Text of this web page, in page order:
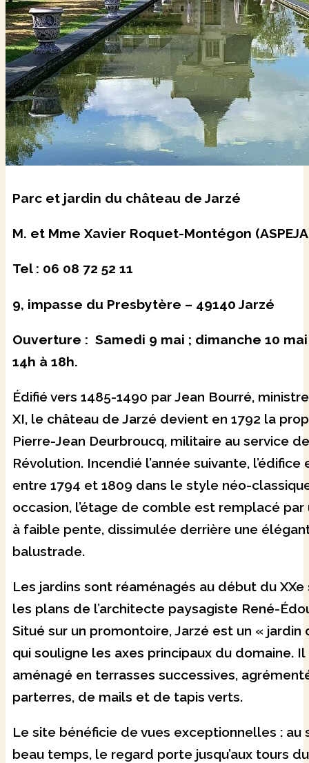
Parc et jardin du château de Jarzé
M. et Mme Xavier Roquet-Montégon
Tel : 06 08 72 52 11
9, impasse du Presbytère – 49140 Jarzé
Ouverture : Samedi 9 mai ; dimanche 10
14h à 18h.
Édifié vers 1485-1490 par Jean Bourré,
XI, le château de Jarzé devient en 1792 la
Pierre-Jean Deurbroucq, militaire au service
Révolution. Incendié l’année suivante,
entre 1794 et 1809 dans le style néo-
occasion, l’étage de comble est remplacé
à faible pente, dissimulée derrière une
balustrade.
Les jardins sont réaménagés au début du
les plans de l’architecte paysagiste René-
Situé sur un promontoire, Jarzé est un « jardin
qui souligne les axes principaux du domaine.
aménagé en terrasses successives,
parterres, de mails et de tapis verts.
Le site bénéficie de vues exceptionnelles : au
beau temps, le regard porte jusqu’aux tours